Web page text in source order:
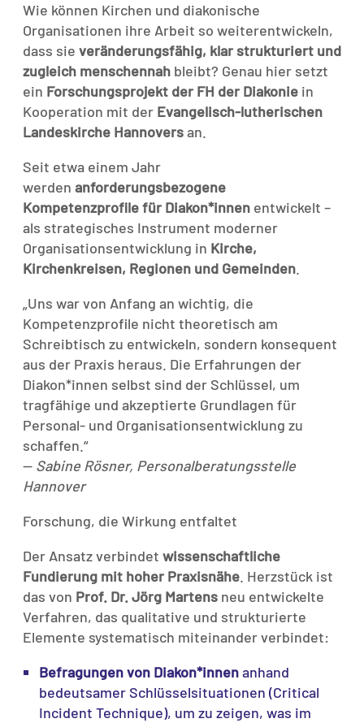
Wie können Kirchen und diakonische
Organisationen ihre Arbeit so weiterentwickeln,
dass sie veränderungsfähig, klar strukturiert und
zugleich menschennah bleibt? Genau hier setzt
ein Forschungsprojekt der FH der Diakonie in
Kooperation mit der Evangelisch-lutherischen
Landeskirche Hannoversan.
Seit etwa einem Jahr
werden anforderungsbezogene
Kompetenzprofile für Diakon*innen entwickelt –
als strategisches Instrument moderner
Organisationsentwicklung in Kirche,
Kirchenkreisen, Regionen und Gemeinden
„Uns war von Anfang an wichtig, die
Kompetenzprofile nicht theoretisch am
Schreibtisch zu entwickeln, sondern konsequent
aus der Praxis heraus. Die Erfahrungen der
Diakon*innen selbst sind der Schlüssel, um
tragfähige und akzeptierte Grundlagen für
Personal- und Organisationsentwicklung zu
schaffen.“
— Sabine Rösner, Personalberatungsstelle
Hannover
Forschung, die Wirkung entfaltet
Der Ansatz verbindet wissenschaftliche
Fundierung mit hoher Praxisnähe . Herzstück ist
das von Prof. Dr. Jörg Martens neu entwickelte
Verfahren, das qualitative und strukturierte
Elemente systematisch miteinander verbindet:
Befragungen von Diakon*innenanhand
bedeutsamer Schlüsselsituationen (Critical
Incident Technique), um zu zeigen, was im